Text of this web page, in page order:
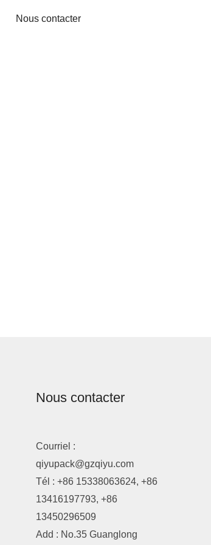
Nous contacter
Nous contacter
Courriel :
qiyupack@gzqiyu.com
Tél : +86 15338063624, +86
13416197793, +86
13450296509
Add : No.35 Guanglong